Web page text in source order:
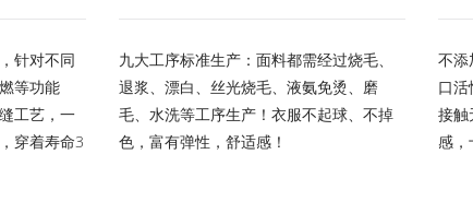
针对不同
等功能
工艺，一
穿着寿命3
九大工序标准生产：面料都需经过烧毛、
退浆、漂白、丝光烧毛、液氨免烫、磨
毛、水洗等工序生产！衣服不起球、不掉
色，富有弹性，舒适感！
不添
口
接触
感，